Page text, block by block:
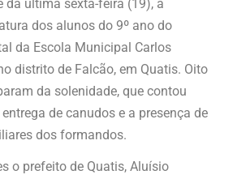
da última sexta-feira (19), a
dos alunos do 9º ano do
da Escola Municipal Carlos
distrito de Falcão, em Quatis. Oito
da solenidade, que contou
de canudos e a presença de
dos formandos.
o prefeito de Quatis, Aluísio